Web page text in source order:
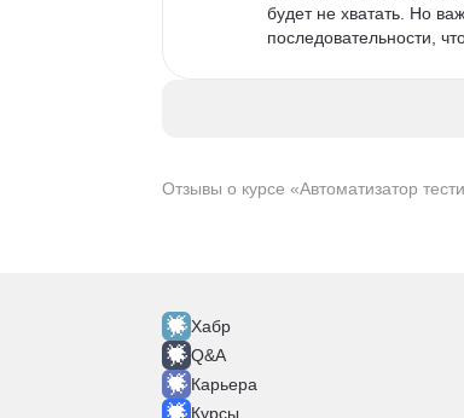
Отзывы о курсе «Автоматизатор
будет не хватать. Но
последовательности,
Хабр
Q&A
Карьера
Курсы